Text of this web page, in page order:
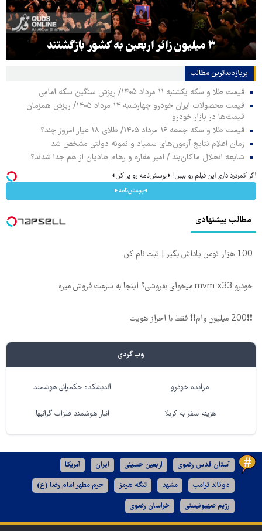
۳ میلیون زائر اربعین به کشور بازگشتند
پربازدیدترین‌ مطالب
قیمت طلا و سکه یکشنبه ۱۱ مرداد ۱۴۰۵/ ریزش سنگین سکه امامی
قیمت محصولات ایران خودرو چهارشنبه ۱۴ مرداد ۱۴۰۵/ ریزش همزمان
قیمت‌ها در بازار خودرو
قیمت طلا و سکه جمعه ۱۶ مرداد ۱۴۰۵/ طلای ۱۸ عیار امروز چند؟
زمان اعلام نتایج آزمون‌های سمپاد و نمونه دولتی مشخص شد
شایعه انحلال ماکان‌بند / امیر مقاره و رهام هادیان از هم جدا شدند؟
اگر کمردرد داری این فیلم رو ببین! ◗پرسش‌نامه رو پر کن◖
◂پرسش‌نامه▸
مطالب پیشنهادی
100 هزار تومن پاداش بگیر | ثبت نام کن
خودرو mvm x33 میخوای بفروشی؟ اینجا به سرعت فروش میره
❗❗200 میلیون وام❗❗ فقط با احراز هویت
وب گردی
مزایده خودرو اندیشکده حکمرانی هوشمند
هزینه سفر به کربلا انبار هوشمند فلزات گرانبها
آستان قدس رضوی اربعین حسینی ایران آمریکا
دونالد ترامپ مشهد تنگه هرمز حرم مطهر امام رضا (ع)
رژیم صهیونیستی خراسان رضوی